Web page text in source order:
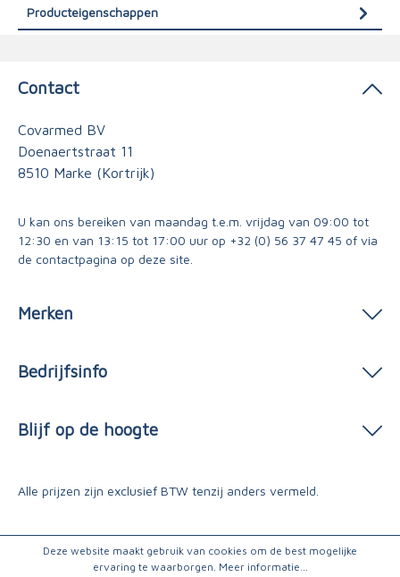
Producteigenschappen
Contact
Covarmed BV
Doenaertstraat 11
8510 Marke (Kortrijk)
U kan ons bereiken van maandag t.e.m. vrijdag van 09:00 tot
12:30 en van 13:15 tot 17:00 uur op +32 (0) 56 37 47 45 of via
de contactpagina op deze site.
Merken
Bedrijfsinfo
Blijf op de hoogte
Alle prijzen zijn exclusief BTW tenzij anders vermeld.
Deze website maakt gebruik van cookies om de best mogelijke
ervaring te waarborgen. Meer informatie...